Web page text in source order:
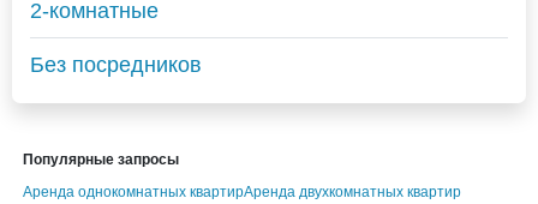
2-комнатные
Без посредников
Популярные запросы
Аренда однокомнатных квартирАренда двухкомнатных квартир